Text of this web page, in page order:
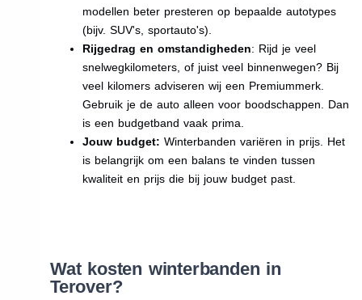
modellen beter presteren op bepaalde autotypes
(bijv. SUV's, sportauto's).
Rijgedrag en omstandigheden: Rijd je veel
snelwegkilometers, of juist veel binnenwegen? Bij
veel kilomers adviseren wij een Premiummerk.
Gebruik je de auto alleen voor boodschappen. Dan
is een budgetband vaak prima.
Jouw budget: Winterbanden variëren in prijs. Het
is belangrijk om een balans te vinden tussen
kwaliteit en prijs die bij jouw budget past.
Wat kosten winterbanden in
Terover?